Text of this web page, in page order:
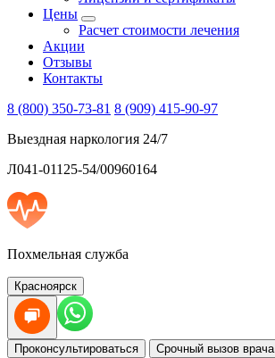
Цены
Расчет стоимости лечения
Акции
Отзывы
Контакты
8 (800) 350-73-81 8 (909) 415-90-97
Выездная наркология 24/7
Л041-01125-54/00960164
Похмельная служба
Красноярск
Проконсультироваться Срочный вызов врача